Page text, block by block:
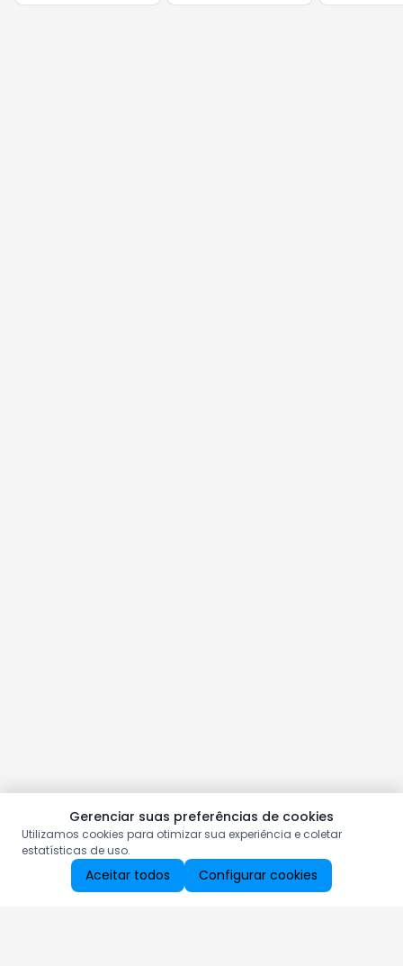
Gerenciar suas preferências de cookies
Utilizamos cookies para otimizar sua experiência e coletar
estatísticas de uso.
Aceitar todos Configurar cookies